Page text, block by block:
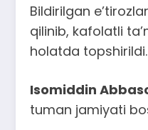
Bildirilgan
qilinib, kafolatli
holatda topshirildi.
Isomiddin
tuman jamiyati